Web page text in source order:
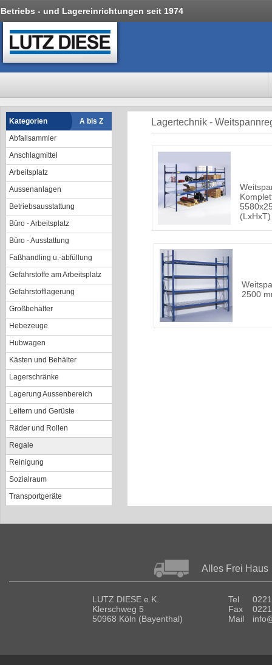
Betriebs - und Lagereinrichtungen seit 1974
Kategorien
A bis Z
Abfallsammler
Anschlagmittel
Arbeitsplatz
Aussenanlagen
Betriebsausstattung
Büro - Arbeitsplatz
Büro - Ausstattung
Faßhandling u.-abfüllung
Gefahrstoffe am Arbeitsplatz
Gefahrstofflagerung
Großbehälter
Hebezeuge
Hubwagen
Kästen und Behälter
Lagerschränke
Lagerung Aussenbereich
Leitern und Gerüste
Räder und Rollen
Regale
Reinigung
Sozialraum
Transportgeräte
Lagertechnik -
(LxHxT)
2500
Alles Frei Haus
LUTZ DIESE e.K.
Klerschweg 5
50968 Köln (Bayenthal)
Tel
Fax
Mail